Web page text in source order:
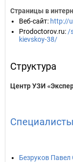
Страницы в
Веб-сайт: http://
Prodoctorov.ru: /
kievskoy-38/
Структура
Центр УЗИ
Специалисты
Безруков Павел